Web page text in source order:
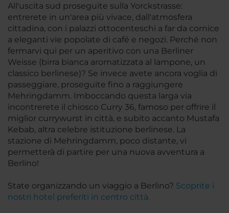
All'uscita sud proseguite sulla Yorckstrasse:
entrerete in un'area più vivace, dall'atmosfera
cittadina, con i palazzi ottocenteschi a far da cornice
a eleganti vie popolate di café e negozi. Perché non
fermarvi qui per un aperitivo con una Berliner
Weisse (birra bianca aromatizzata al lampone, un
classico berlinese)? Se invece avete ancora voglia di
passeggiare, proseguite fino a raggiungere
Mehringdamm. Imboccando questa larga via
incontrerete il chiosco Curry 36, famoso per offrire il
miglior currywurst in città, e subito accanto Mustafa
Kebab, altra celebre istituzione berlinese. La
stazione di Mehringdamm, poco distante, vi
permetterà di partire per una nuova avventura a
Berlino!
State organizzando un viaggio a Berlino? Scoprite i
nostri hotel preferiti in centro città.